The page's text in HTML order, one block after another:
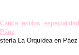
estilos,
La Orquídea en Páez